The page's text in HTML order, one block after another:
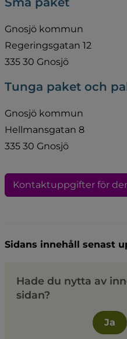
Gnosjö kommun
Regeringsgatan 12
335 30 Gnosjö
Tunga paket och
Gnosjö kommun
Hellmansgatan 8
335 30 Gnosjö
Kontaktuppgifter för
Sidans innehåll senast
Hade du nytta av
sidan?
Ja